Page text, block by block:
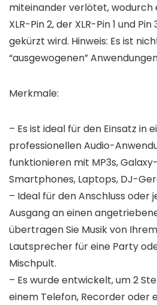
miteinander verlötet, wodurch
XLR-Pin 2, der XLR-Pin 1 und
gekürzt wird. Hinweis: Es ist
“ausgewogenen”
Merkmale:
– Es ist ideal für den Einsatz in
professionellen Audio-
funktionieren mit MP3s,
Smartphones, Laptops, DJ-
– Ideal für den Anschluss oder
Ausgang an einen
übertragen Sie Musik von
Lautsprecher für eine Party
Mischpult.
– Es wurde entwickelt, um 2
einem Telefon, Recorder oder